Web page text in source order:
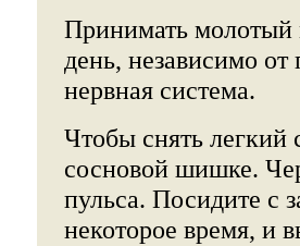
Принимать молотый
день, независимо
нервная система.
Чтобы снять легкий
сосновой шишке.
пульса. Посидите с
некоторое время, и